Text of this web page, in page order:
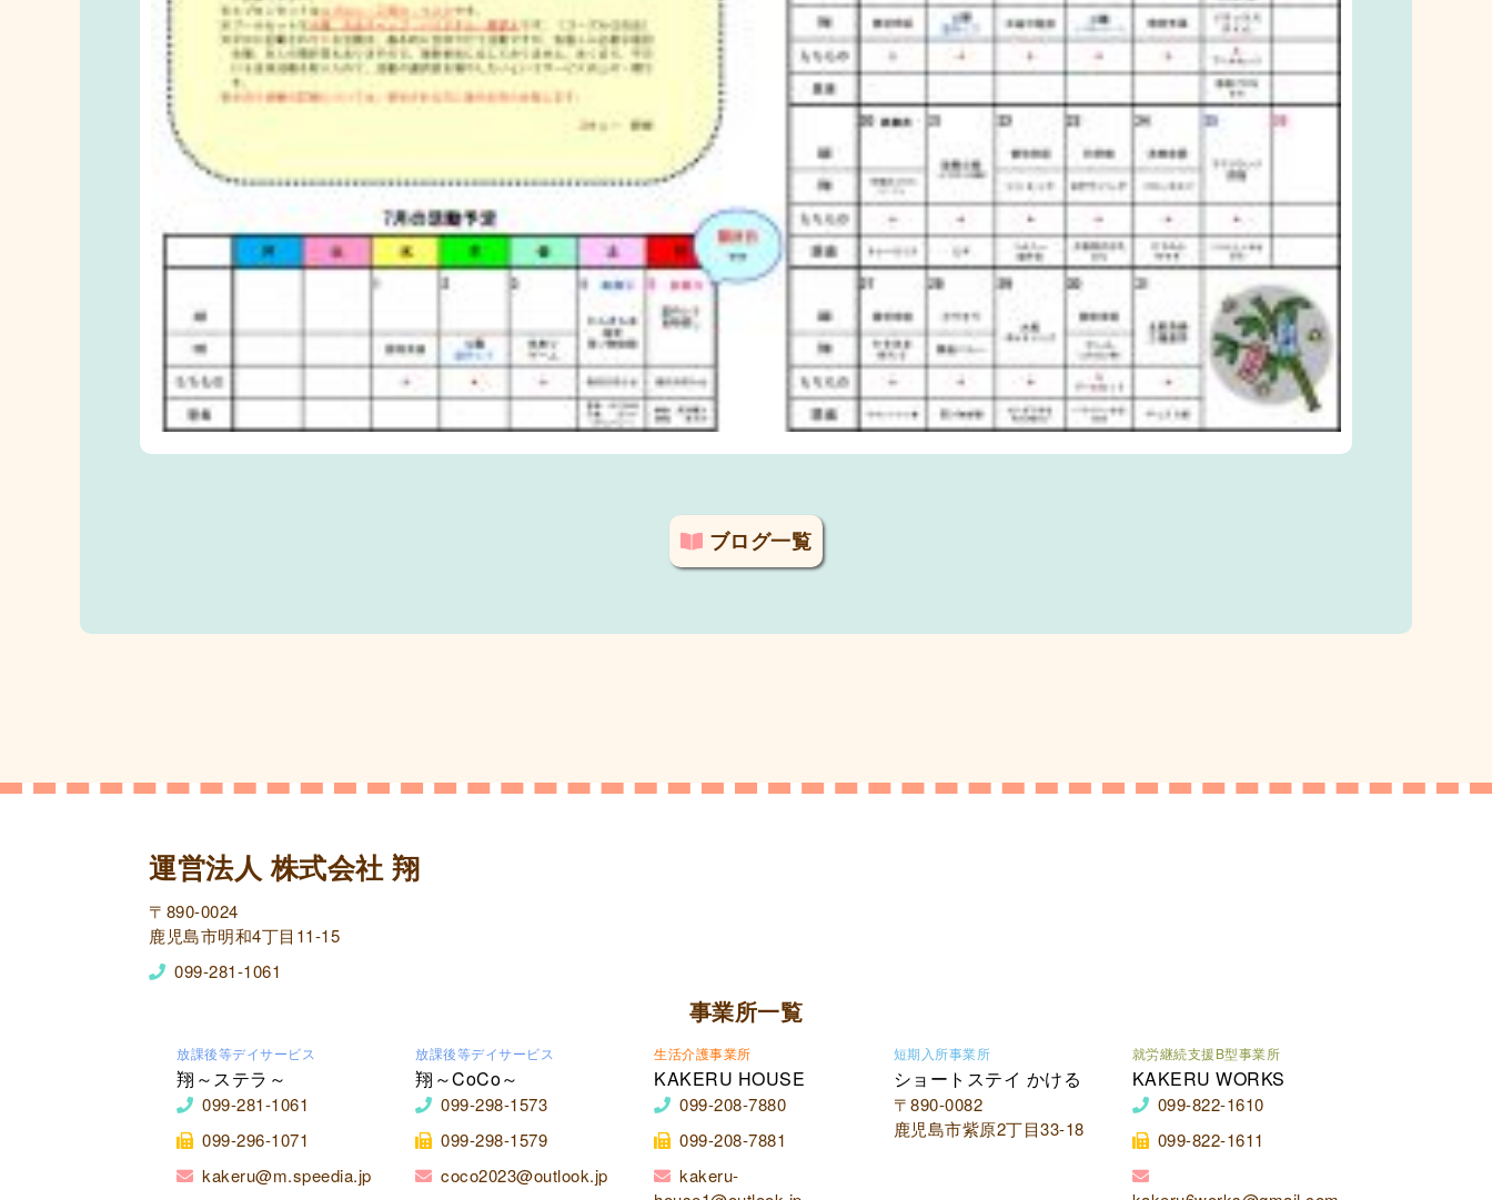
ブログ一覧
運営法人 株式会社 翔
〒890-0024
鹿児島市明和4丁目11-15
099-281-1061
事業所一覧
放課後等デイサービス
翔～ステラ～
099-281-1061
099-296-1071
kakeru@m.speedia.jp
放課後等デイサービス
翔～CoCo～
099-298-1573
099-298-1579
coco2023@outlook.jp
生活介護事業所
KAKERU HOUSE
099-208-7880
099-208-7881
kakeru-
短期入所事業所
ショートステイ かける
〒890-0082
鹿児島市紫原2丁目33-18
就労継続支援B型事業所
KAKERU WORKS
099-822-1610
099-822-1611